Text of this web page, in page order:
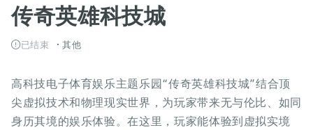
传奇英雄科技城
已结束 其他
高科技电子体育娱乐主题乐园“传奇英雄科技城”结合顶
尖虚拟技术和物理现实世界，为玩家带来无与伦比、如同
身历其境的娱乐体验。在这里，玩家能体验到虚拟实境